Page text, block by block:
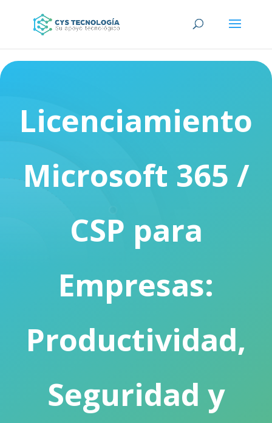
Licenciamiento
Microsoft 365 /
CSP para
Empresas:
Productividad,
Seguridad y